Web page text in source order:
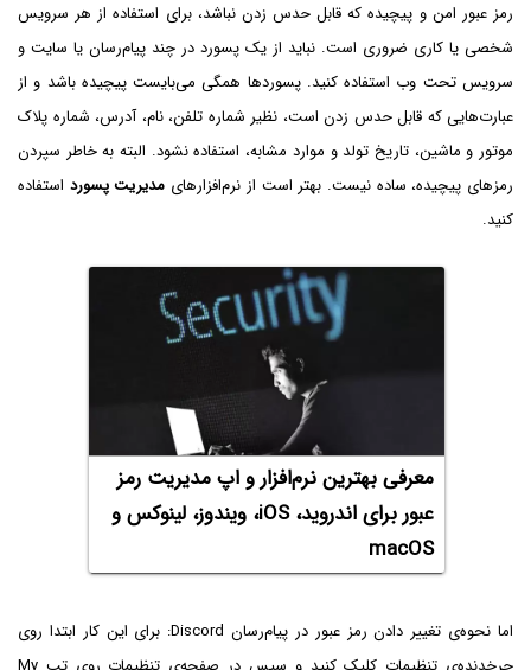
رمز عبور امن و پیچیده که قابل حدس زدن نباشد، برای استفاده از هر سرویس
شخصی یا کاری ضروری است. نباید از یک پسورد در چند پیام‌رسان یا سایت و
سرویس تحت وب استفاده کنید. پسوردها همگی می‌بایست پیچیده باشد و از
عبارت‌هایی که قابل حدس زدن است، نظیر شماره تلفن، نام، آدرس، شماره پلاک
موتور و ماشین، تاریخ تولد و موارد مشابه، استفاده نشود. البته به خاطر سپردن
رمزهای پیچیده، ساده نیست. بهتر است از نرم‌افزارهای مدیریت پسورد استفاده
کنید.
معرفی بهترین نرم‌افزار و اپ مدیریت رمز
عبور برای اندروید، iOS، ویندوز، لینوکس و
macOS
اما نحوه‌ی تغییر دادن رمز عبور در پیام‌رسان Discord: برای این کار ابتدا روی